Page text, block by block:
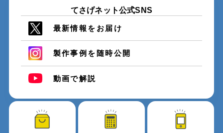
てさげネット公式SNS
最新情報をお届け
製作事例を随時公開
動画で解説